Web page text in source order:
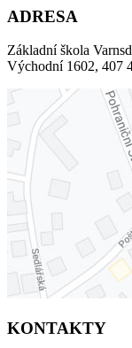
ADRESA
Základní škola
Východní 1602, 407
KONTAKTY